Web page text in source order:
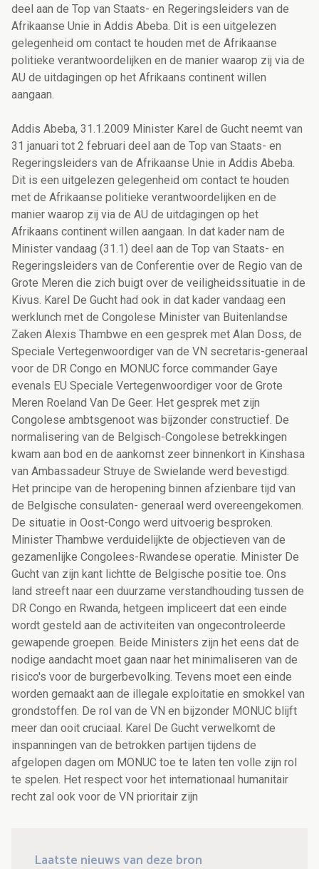
deel aan de Top van Staats- en Regeringsleiders van de
Afrikaanse Unie in Addis Abeba. Dit is een uitgelezen
gelegenheid om contact te houden met de Afrikaanse
politieke verantwoordelijken en de manier waarop zij via de
AU de uitdagingen op het Afrikaans continent willen
aangaan.
Addis Abeba, 31.1.2009 Minister Karel de Gucht neemt van
31 januari tot 2 februari deel aan de Top van Staats- en
Regeringsleiders van de Afrikaanse Unie in Addis Abeba.
Dit is een uitgelezen gelegenheid om contact te houden
met de Afrikaanse politieke verantwoordelijken en de
manier waarop zij via de AU de uitdagingen op het
Afrikaans continent willen aangaan. In dat kader nam de
Minister vandaag (31.1) deel aan de Top van Staats- en
Regeringsleiders van de Conferentie over de Regio van de
Grote Meren die zich buigt over de veiligheidssituatie in de
Kivus. Karel De Gucht had ook in dat kader vandaag een
werklunch met de Congolese Minister van Buitenlandse
Zaken Alexis Thambwe en een gesprek met Alan Doss, de
Speciale Vertegenwoordiger van de VN secretaris-generaal
voor de DR Congo en MONUC force commander Gaye
evenals EU Speciale Vertegenwoordiger voor de Grote
Meren Roeland Van De Geer. Het gesprek met zijn
Congolese ambtsgenoot was bijzonder constructief. De
normalisering van de Belgisch-Congolese betrekkingen
kwam aan bod en de aankomst zeer binnenkort in Kinshasa
van Ambassadeur Struye de Swielande werd bevestigd.
Het principe van de heropening binnen afzienbare tijd van
de Belgische consulaten- generaal werd overeengekomen.
De situatie in Oost-Congo werd uitvoerig besproken.
Minister Thambwe verduidelijkte de objectieven van de
gezamenlijke Congolees-Rwandese operatie. Minister De
Gucht van zijn kant lichtte de Belgische positie toe. Ons
land streeft naar een duurzame verstandhouding tussen de
DR Congo en Rwanda, hetgeen impliceert dat een einde
wordt gesteld aan de activiteiten van ongecontroleerde
gewapende groepen. Beide Ministers zijn het eens dat de
nodige aandacht moet gaan naar het minimaliseren van de
risico's voor de burgerbevolking. Tevens moet een einde
worden gemaakt aan de illegale exploitatie en smokkel van
grondstoffen. De rol van de VN en bijzonder MONUC blijft
meer dan ooit cruciaal. Karel De Gucht verwelkomt de
inspanningen van de betrokken partijen tijdens de
afgelopen dagen om MONUC toe te laten ten volle zijn rol
te spelen. Het respect voor het internationaal humanitair
recht zal ook voor de VN prioritair zijn
Laatste nieuws van deze bron